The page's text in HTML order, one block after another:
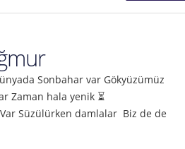
Sonbahar var Gökyüzümüz
Zaman hala yenik ⏳
Süzülürken damlalar Biz de de